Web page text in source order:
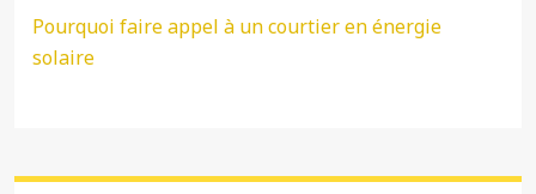
Pourquoi faire appel à un courtier en énergie
solaire